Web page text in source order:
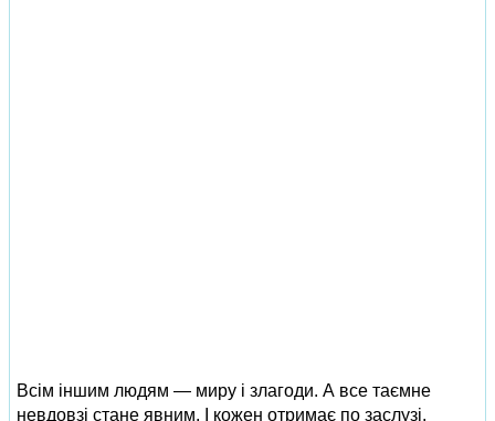
Всім іншим людям — миру і злагоди. А все таємне
невдовзі стане явним. І кожен отримає по заслузі.